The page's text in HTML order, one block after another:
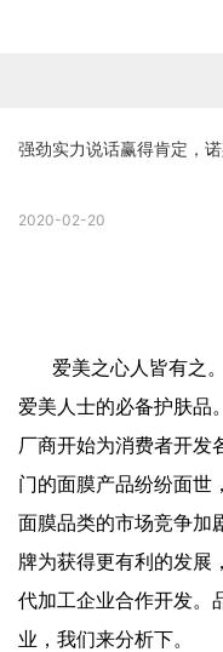
强劲实力说话赢得肯定，
2020-02-20
爱美之心人皆有之
爱美人士的必备护肤品
厂商开始为消费者开发
门的面膜产品纷纷面世
面膜品类的市场竞争加
牌为获得更有利的发展
代加工企业合作开发。
业，我们来分析下。